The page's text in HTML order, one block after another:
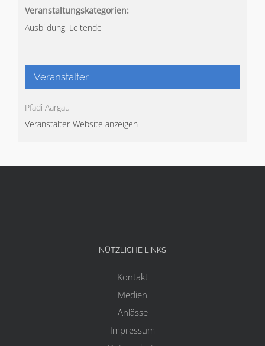
Veranstaltungskategorien:
Ausbildung, Leitende
Veranstalter
Pfadi Aargau
Veranstalter-Website anzeigen
NÜTZLICHE LINKS
Kontakt
Medien
Anlässe
Impressum